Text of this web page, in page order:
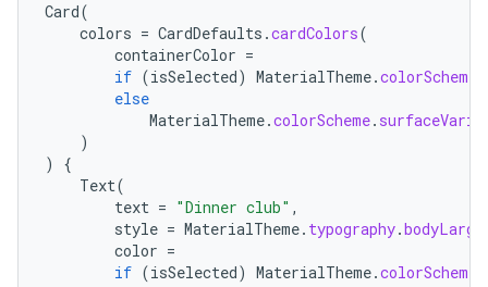
Card(
colors = CardDefaults .cardColors(
containerColor =
if (isSelected) MaterialTheme.colorScheme
else
MaterialTheme.colorScheme.
)
)
{
Text(
text = "Dinner club" ,
style = MaterialTheme. typography.bodyLarge
color =
if (isSelected) MaterialTheme.colorScheme